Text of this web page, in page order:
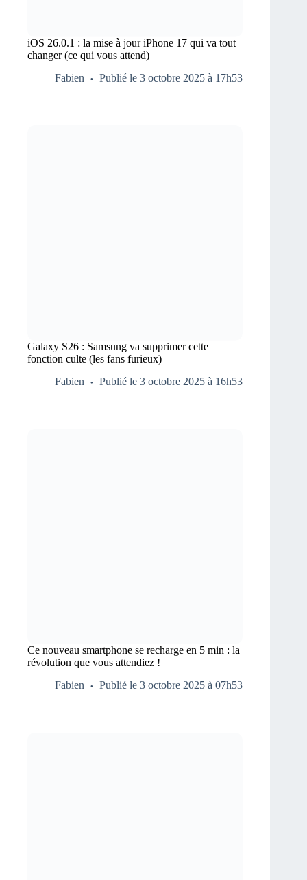
iOS 26.0.1 : la mise à jour iPhone 17 qui va tout
changer (ce qui vous attend)
Fabien
Publié le 3 octobre 2025 à 17h53
Galaxy S26 : Samsung va supprimer cette
fonction culte (les fans furieux)
Fabien
Publié le 3 octobre 2025 à 16h53
Ce nouveau smartphone se recharge en 5 min : la
révolution que vous attendiez !
Fabien
Publié le 3 octobre 2025 à 07h53